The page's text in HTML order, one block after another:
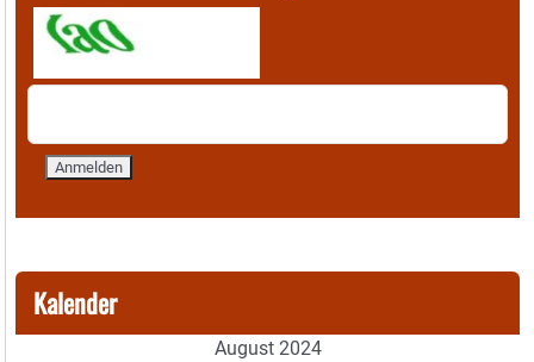
Kalender
August 2024